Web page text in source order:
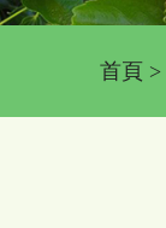
首頁 >